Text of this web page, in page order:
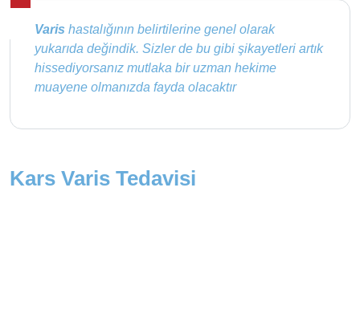
Varis hastalığının belirtilerine genel olarak
yukarıda değindik. Sizler de bu gibi şikayetleri artık
hissediyorsanız mutlaka bir uzman hekime
muayene olmanızda fayda olacaktır
Kars Varis Tedavisi